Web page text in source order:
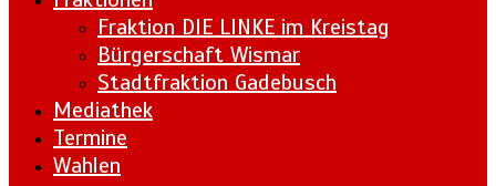
Fraktion DIE LINKE im Kreistag
Bürgerschaft Wismar
Stadtfraktion Gadebusch
Mediathek
Termine
Wahlen